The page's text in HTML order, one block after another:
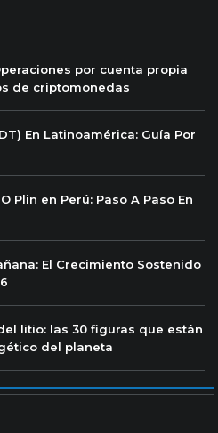
por cuenta propia
de criptomonedas
En Latinoamérica: Guía Por
Plin en Perú: Paso A Paso En
El Crecimiento Sostenido
litio: las 30 figuras que están
del planeta